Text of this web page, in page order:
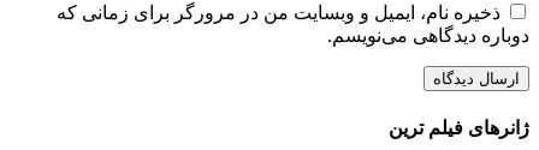
ذخیره نام، ایمیل و وبسایت من در مرورگر برای زمانی که
دوباره دیدگاهی می‌نویسم.
ژانرهای فیلم ترین